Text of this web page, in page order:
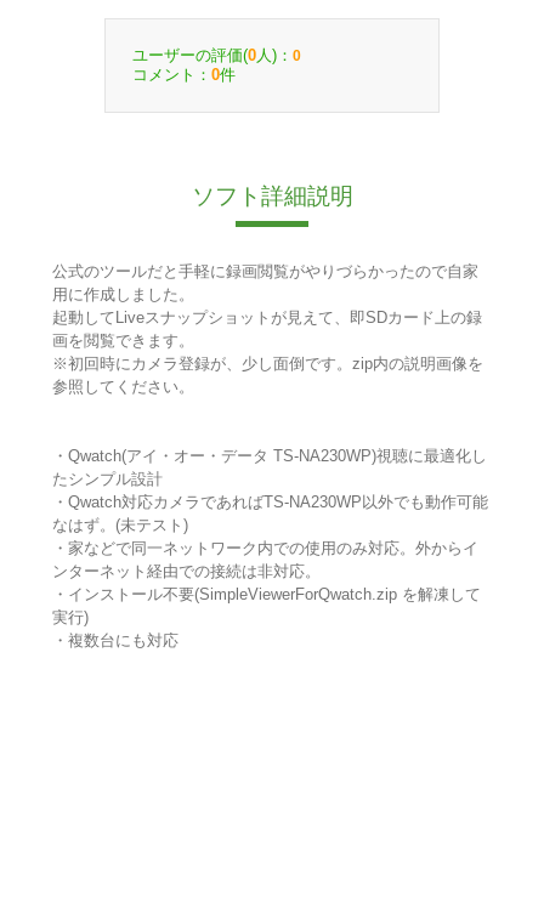
ユーザーの評価(0 人)： 0
コメント： 0件
ソフト詳細説明
公式のツールだと手軽に録画閲覧がやりづらかったので自家
用に作成しました。
起動してLiveスナップショットが見えて、即SDカード上の録
画を閲覧できます。
※初回時にカメラ登録が、少し面倒です。zip内の説明画像を
参照してください。
・Qwatch(アイ・オー・データ TS-NA230WP)視聴に最適化し
たシンプル設計
・Qwatch対応カメラであればTS-NA230WP以外でも動作可能
なはず。(未テスト)
・家などで同一ネットワーク内での使用のみ対応。外からイ
ンターネット経由での接続は非対応。
・インストール不要(SimpleViewerForQwatch.zip を解凍して
実行)
・複数台にも対応